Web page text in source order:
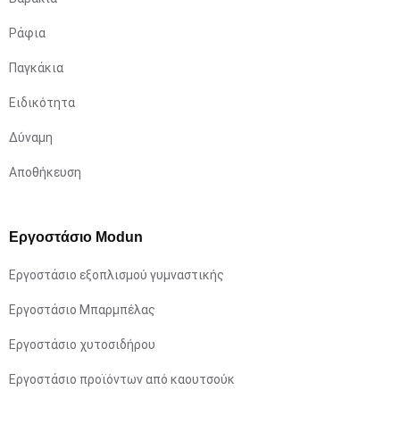
Ράφια
Παγκάκια
Ειδικότητα
Δύναμη
Αποθήκευση
Εργοστάσιο Modun
Εργοστάσιο εξοπλισμού γυμναστικής
Εργοστάσιο Μπαρμπέλας
Εργοστάσιο χυτοσιδήρου
Εργοστάσιο προϊόντων από καουτσούκ